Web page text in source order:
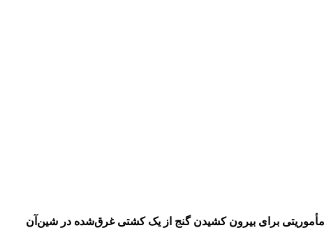
برای بیرون کشیدن گنج از یک کشتی غرق‌شده در شین‌آن